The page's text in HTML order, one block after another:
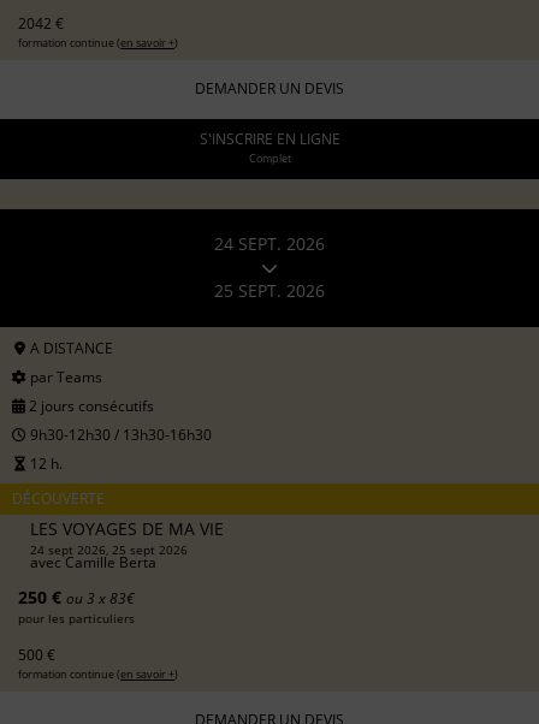
2042 €
formation continue (en savoir +)
DEMANDER UN DEVIS
S'INSCRIRE EN LIGNE
Complet
24 SEPT. 2026
25 SEPT. 2026
A DISTANCE
par Teams
2 jours consécutifs
9h30-12h30 / 13h30-16h30
12 h.
DÉCOUVERTE
LES VOYAGES DE MA VIE
24 sept 2026, 25 sept 2026
avecCamille Berta
250 € ou 3 x 83€
pour les particuliers
500 €
formation continue (en savoir +)